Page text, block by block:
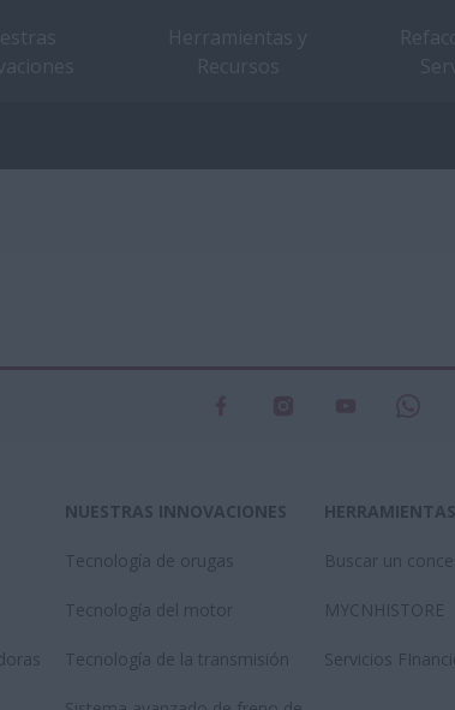
NUESTRAS INNOVACIONES
Tecnología de orugas
Tecnología del motor
Tecnología de la transmisión
Buscar un
MYCNHISTORE
Servicios